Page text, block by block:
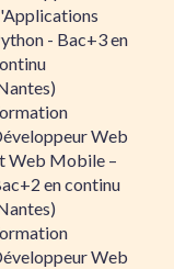
- Bac+3 en
Web
Web Mobile –
en continu
Web